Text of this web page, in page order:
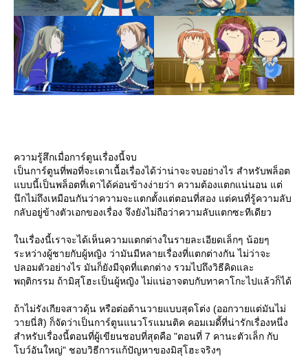
ความรู้สึกเมื่อการ์ตูนเรื่องนี้จบ
เป็นการ์ตูนที่พอที่จะเดาเนื้อเรื่องได้ว่าน่าจะจบอย่างไร สำหรับพล็อต
บบนี้เป็นพล็อตที่เดาได้ค่อนข้างง่ายว่า ความต้องแตกแน่นอน แต่
นึกไม่ถึงเหมือนกันว่าความจะแตกตั้งแต่ตอนที่สอง แต่คนที่รู้ความลับ
กลับอยู่ข้างตัวเอกของเรื่อง จึงยังไม่ถือว่าความลับแตกซะทีเดียว
นเรื่องนี้เราจะได้เห็นความแตกต่างในรายละเอียดเล็กๆ น้อยๆ
ระหว่างผู้ชายกับผู้หญิง ว่ามันมีหลายเรื่องที่แตกต่างกัน ไม่ว่าจะ
ปลอมตัวอย่างไร มันก็ยังมีจุดที่แตกต่าง รวมไปถึงวิธีคิดและ
พฤติกรรม ถ้ามิสุโฮะเป็นผู้หญิง ไม่แน่อาจตบกับทาคาโกะไปแล้วก็ได้
ถ้าไม่รังเกียจสาวดุ้น หรือต่อต้านวายแบบสุดโต่ง (ออกวายแต่มันไม่
วายนี่สิ) ก็จัดว่าเป็นการ์ตูนแนวโรแมนติค คอมเมดี้ที่น่ารักเรื่องหนึ่ง
สำหรับเรื่องนี้ตอนที่ผู้เขียนชอบที่สุดคือ "ตอนที่ 7 คานะตัวเล็ก กับ
บว์อันใหญ่" ชอบวิธีการแก้ปัญหาของมิสุโฮะจริงๆ